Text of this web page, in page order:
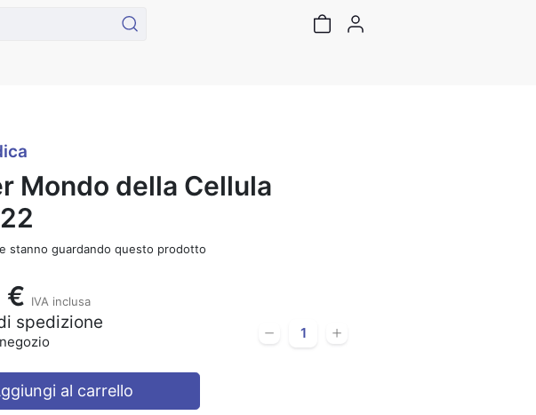
Mondo della Cellula
stanno guardando questo prodotto
€ IVA inclusa
spedizione
al carrello